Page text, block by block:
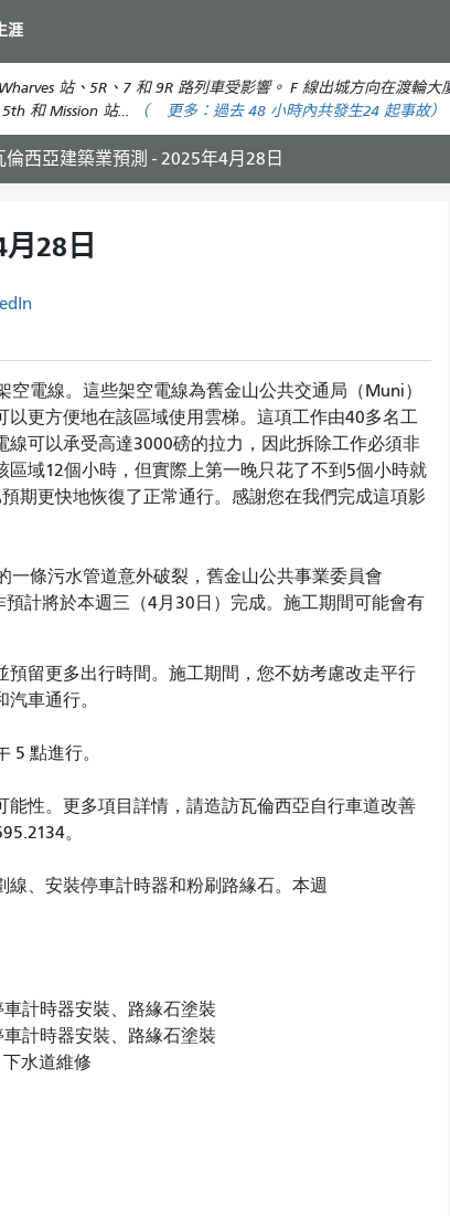
主
要
內
容
涯
站、5R、7 和 9R 路列車受影響。 F 線出城方向在渡輪
和 Mission 站…
（ 更多： 過去 48 小時內共發生24 起事故）
倫西亞建築業預測 - 2025年4月28日
28日
電線。這些架空電線為舊金山公共交通局（Muni）
更方便地在該區域使用雲梯。這項工作由40多名工
可以承受高達3000磅的拉力，因此拆除工作必須非
域12個小時，但實際上第一晚只花了不到5個小時就
期更快地恢復了正常通行。感謝您在我們完成這項影
一條污水管道意外破裂，舊金山公共事業委員會
預計將於本週三（4月30日）完成。施工期間可能會有
留更多出行時間。施工期間，您不妨考慮改走平行
車通行。
5 點進行。
性。更多項目詳情，請造訪瓦倫西亞自行車道改善
。
、安裝停車計時器和粉刷路緣石。本週
計時器安裝、路緣石塗裝
計時器安裝、路緣石塗裝
水道維修